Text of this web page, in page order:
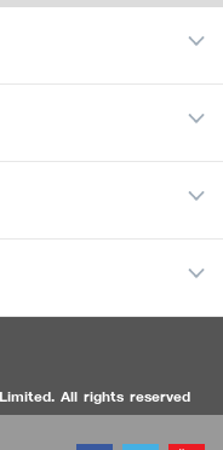
Merchant)
All rights reserved